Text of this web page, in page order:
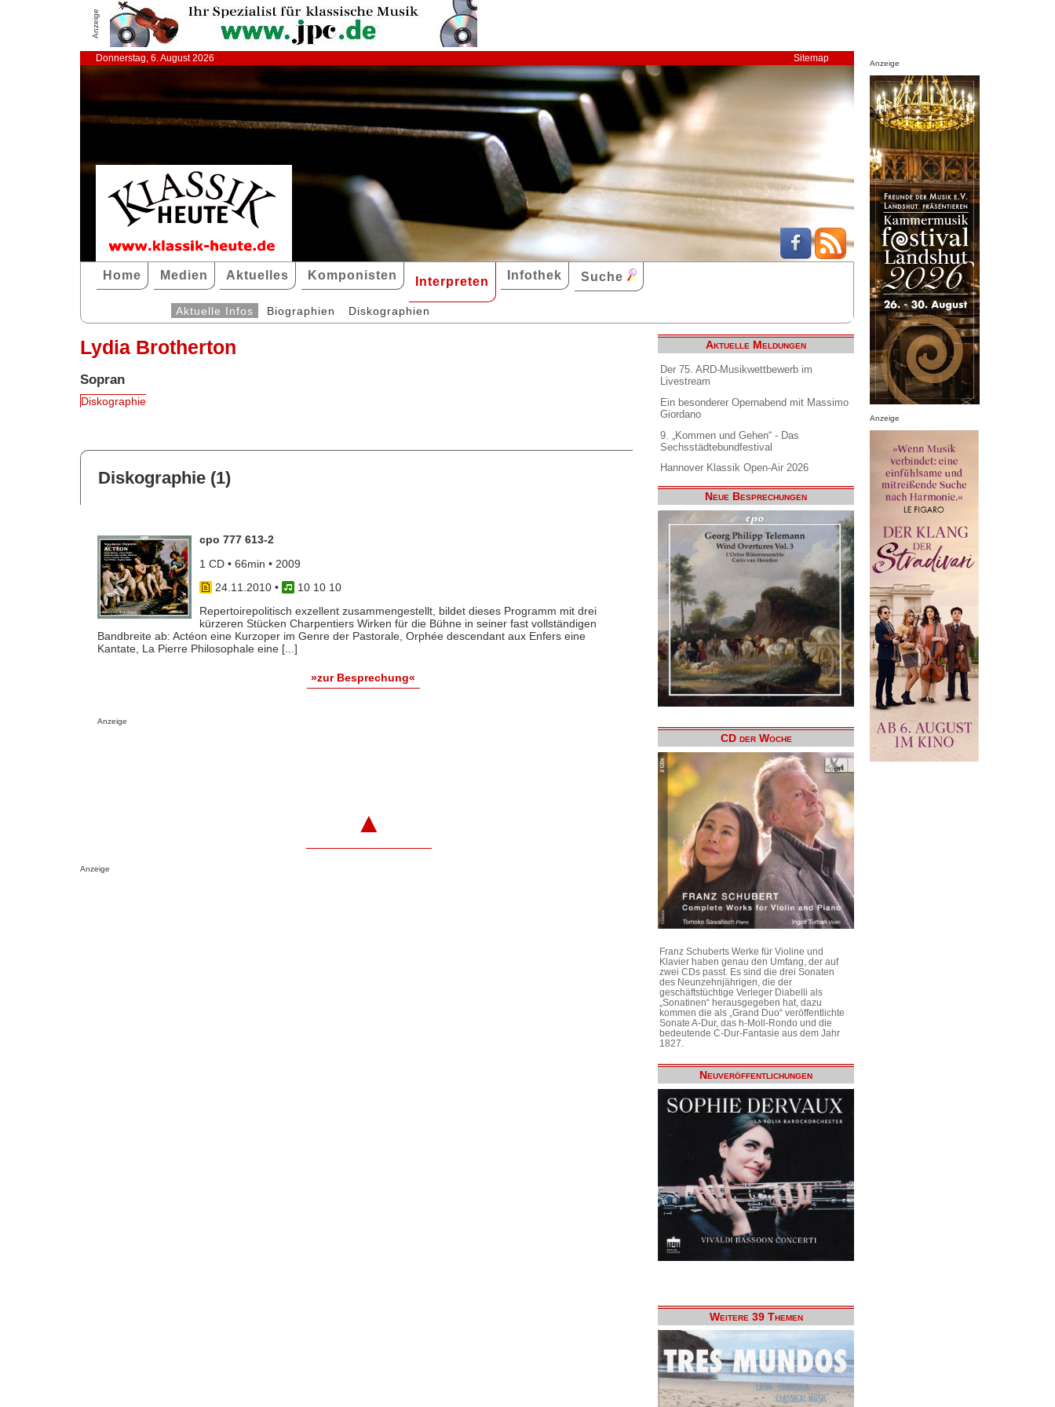
Anzeige
Donnerstag, 6. August 2026 Sitemap
Home Medien Aktuelles Komponisten Interpreten Infothek Suche
Aktuelle Infos Biographien Diskographien
Lydia Brotherton
Sopran
Diskographie
Diskographie (1)
cpo 777 613-2
1 CD • 66min • 2009
24.11.2010•
10 10 10
Repertoirepolitisch exzellent zusammengestellt, bildet dieses Programm mit drei
kürzeren Stücken Charpentiers Wirken für die Bühne in seiner fast vollständigen
Bandbreite ab: Actéon eine Kurzoper im Genre der Pastorale, Orphée descendant aux Enfers eine
Kantate, La Pierre Philosophale eine [...]
»zur Besprechung«
Anzeige
▲
Anzeige
Aktuelle Meldungen
Der 75. ARD-Musikwettbewerb im
Livestream
Ein besonderer Opernabend mit Massimo
Giordano
9. „Kommen und Gehen“ - Das
Sechsstädtebundfestival
Hannover Klassik Open-Air 2026
Neue Besprechungen
CD der Woche
Franz Schuberts Werke für Violine und
Klavier haben genau den Umfang, der auf
zwei CDs passt. Es sind die drei Sonaten
des Neunzehnjährigen, die der
geschäftstüchtige Verleger Diabelli als
„Sonatinen“ herausgegeben hat, dazu
kommen die als „Grand Duo“ veröffentlichte
Sonate A-Dur, das h-Moll-Rondo und die
bedeutende C-Dur-Fantasie aus dem Jahr
1827.
Neuveröffentlichungen
Weitere 39 Themen
Anzeige
Anzeige